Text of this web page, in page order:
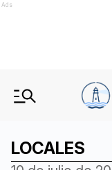
Ads
LOCALES